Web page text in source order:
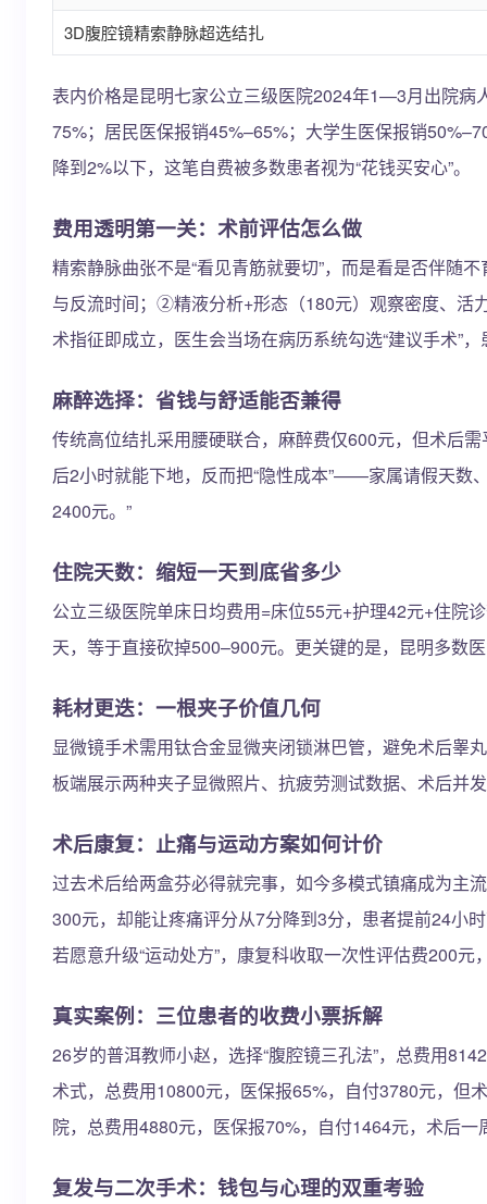
3D腹腔镜精索静脉超选结扎
表内价格是昆明七家公立三级医院2024年1—3月出院病
75%；居民医保报销45%–65%；大学生医保报销
降到2%以下，这笔自费被多数患者视为“花钱买安心”。
费用透明第一关：术前评估怎么做
精索静脉曲张不是“看见青筋就要切”，而是看是否伴随
与反流时间；②精液分析+形态（180元）观察密度、
术指征即成立，医生会当场在病历系统勾选“建议手术”
麻醉选择：省钱与舒适能否兼得
传统高位结扎采用腰硬联合，麻醉费仅600元，但术后
后2小时就能下地，反而把“隐性成本”——家属请假天数
2400元。”
住院天数：缩短一天到底省多少
公立三级医院单床日均费用=床位55元+护理42元+住院
天，等于直接砍掉500–900元。更关键的是，昆明多数
耗材更迭：一根夹子价值几何
显微镜手术需用钛合金显微夹闭锁淋巴管，避免术后睾
板端展示两种夹子显微照片、抗疲劳测试数据、术后并
术后康复：止痛与运动方案如何计价
过去术后给两盒芬必得就完事，如今多模式镇痛成为主
300元，却能让疼痛评分从7分降到3分，患者提前24小
若愿意升级“运动处方”，康复科收取一次性评估费200
真实案例：三位患者的收费小票拆解
26岁的普洱教师小赵，选择“腹腔镜三孔法”，总费用
术式，总费用10800元，医保报65%，自付3780元，但
院，总费用4880元，医保报70%，自付1464元，术后
复发与二次手术：钱包与心理的双重考验